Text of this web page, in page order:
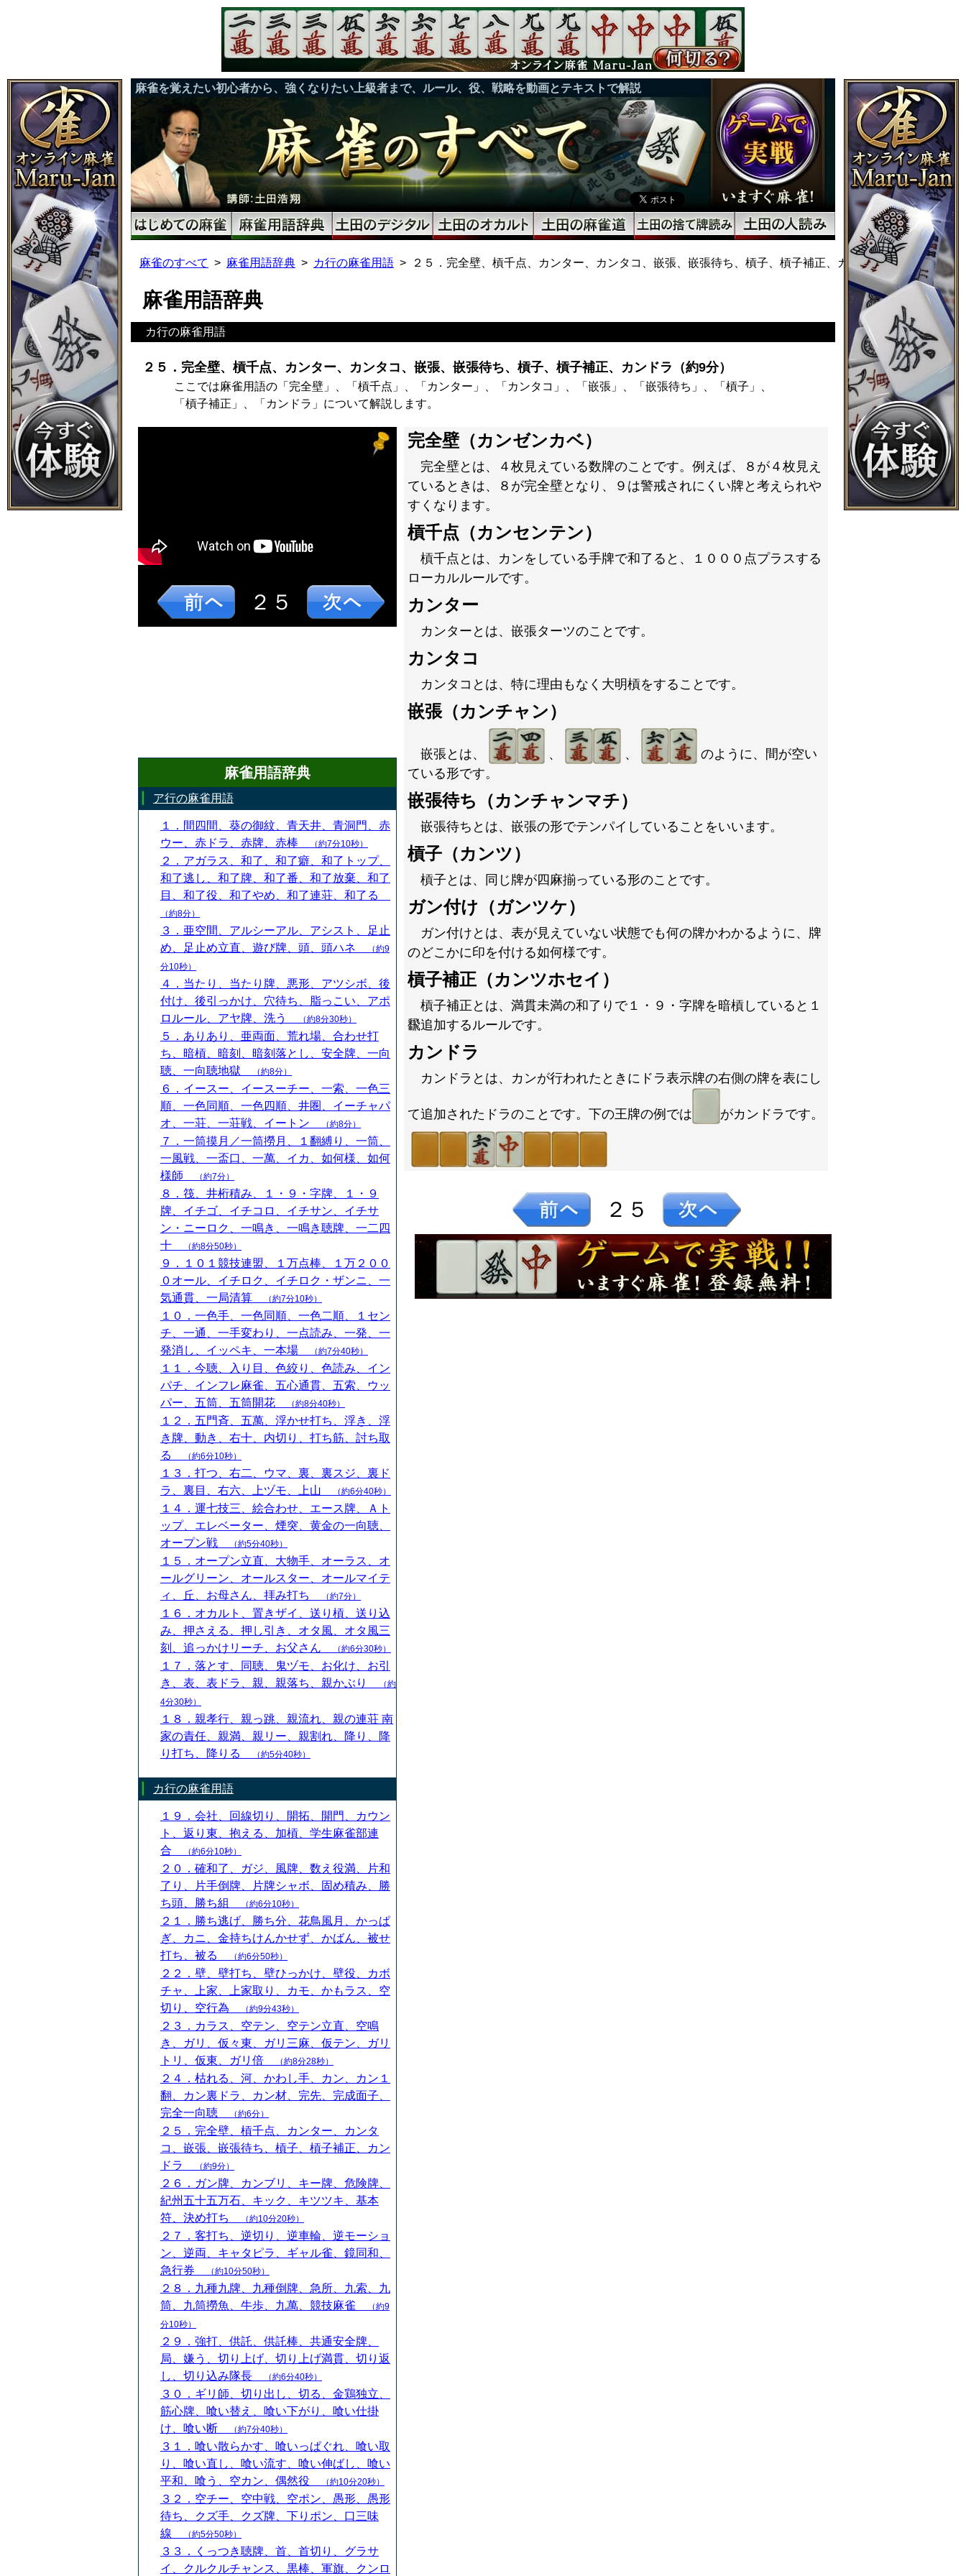
麻雀を覚えたい初心者から、強くなりたい上級者まで、ルール、役、戦略を動画とテキストで解説
麻雀のすべて 麻雀用語辞典 カ行の麻雀用語 ２５．完全壁、槓千点、カンター、カンタコ、嵌張、嵌張待ち、槓子、槓子補正、カンドラ
麻雀用語辞典
カ行の麻雀用語
２５．完全壁、槓千点、カンター、カンタコ、嵌張、嵌張待ち、槓子、槓子補正、カンドラ（約9分）
ここでは麻雀用語の「完全壁」、「槓千点」、「カンター」、「カンタコ」、「嵌張」、「嵌張待ち」、「槓子」、
「槓子補正」、「カンドラ」について解説します。
２５
麻雀用語辞典
ア行の麻雀用語
１．間四間、葵の御紋、青天井、青洞門、赤
ウー、赤ドラ、赤牌、赤棒
（約7分10秒）
２．アガラス、和了、和了癖、和了トップ、
和了逃し、和了牌、和了番、和了放棄、和了
目、和了役、和了やめ、和了連荘、和了る
（約8分）
３．亜空間、アルシーアル、アシスト、足止
め、足止め立直、遊び牌、頭、頭ハネ
（約9
分10秒）
４．当たり、当たり牌、悪形、アツシボ、後
付け、後引っかけ、穴待ち、脂っこい、アポ
ロルール、アヤ牌、洗う
（約8分30秒）
５．ありあり、亜両面、荒れ場、合わせ打
ち、暗槓、暗刻、暗刻落とし、安全牌、一向
聴、一向聴地獄
（約8分）
６．イースー、イースーチー、一索、一色三
順、一色同順、一色四順、井圏、イーチャパ
オ、一荘、一荘戦、イートン
（約8分）
７．一筒摸月／一筒撈月、１翻縛り、一筒、
一風戦、一盃口、一萬、イカ、如何様、如何
様師
（約7分）
８．筏、井桁積み、１・９・字牌、１・９
牌、イチゴ、イチコロ、イチサン、イチサ
ン・ニーロク、一鳴き、一鳴き聴牌、一二四
十
（約8分50秒）
９．１０１競技連盟、１万点棒、１万２００
０オール、イチロク、イチロク・ザンニ、一
気通貫、一局清算
（約7分10秒）
１０．一色手、一色同順、一色二順、１セン
チ、一通、一手変わり、一点読み、一発、一
発消し、イッペキ、一本場
（約7分40秒）
１１．今聴、入り目、色絞り、色読み、イン
パチ、インフレ麻雀、五心通貫、五索、ウッ
パー、五筒、五筒開花
（約8分40秒）
１２．五門斉、五萬、浮かせ打ち、浮き、浮
き牌、動き、右十、内切り、打ち筋、討ち取
る
（約6分10秒）
１３．打つ、右二、ウマ、裏、裏スジ、裏ド
ラ、裏目、右六、上ヅモ、上山
（約6分40秒）
１４．運七技三、絵合わせ、エース牌、Ａト
ップ、エレベーター、煙突、黄金の一向聴、
オープン戦
（約5分40秒）
１５．オープン立直、大物手、オーラス、オ
ールグリーン、オールスター、オールマイテ
ィ、丘、お母さん、拝み打ち
（約7分）
１６．オカルト、置きザイ、送り槓、送り込
み、押さえる、押し引き、オタ風、オタ風三
刻、追っかけリーチ、お父さん
（約6分30秒）
１７．落とす、同聴、鬼ヅモ、お化け、お引
き、表、表ドラ、親、親落ち、親かぶり
（約
4分30秒）
１８．親孝行、親っ跳、親流れ、親の連荘 南
家の責任、親満、親リー、親割れ、降り、降
り打ち、降りる
（約5分40秒）
カ行の麻雀用語
１９．会社、回線切り、開拓、開門、カウン
ト、返り東、抱える、加槓、学生麻雀部連
合
（約6分10秒）
２０．確和了、ガジ、風牌、数え役満、片和
了り、片手倒牌、片牌シャボ、固め積み、勝
ち頭、勝ち組
（約6分10秒）
２１．勝ち逃げ、勝ち分、花鳥風月、かっぱ
ぎ、カニ、金持ちけんかせず、かばん、被せ
打ち、被る
（約6分50秒）
２２．壁、壁打ち、壁ひっかけ、壁役、カボ
チャ、上家、上家取り、カモ、かもラス、空
切り、空行為
（約9分43秒）
２３．カラス、空テン、空テン立直、空鳴
き、ガリ、仮々東、ガリ三麻、仮テン、ガリ
トリ、仮東、ガリ倍
（約8分28秒）
２４．枯れる、河、かわし手、カン、カン１
翻、カン裏ドラ、カン材、完先、完成面子、
完全一向聴
（約6分）
２５．完全壁、槓千点、カンター、カンタ
コ、嵌張、嵌張待ち、槓子、槓子補正、カン
ドラ
（約9分）
２６．ガン牌、カンブリ、キー牌、危険牌、
紀州五十五万石、キック、キツツキ、基本
符、決め打ち
（約10分20秒）
２７．客打ち、逆切り、逆車輪、逆モーショ
ン、逆両、キャタピラ、ギャル雀、鏡同和、
急行券
（約10分50秒）
２８．九種九牌、九種倒牌、急所、九索、九
筒、九筒撈魚、牛歩、九萬、競技麻雀
（約9
分10秒）
２９．強打、供託、供託棒、共通安全牌、
局、嫌う、切り上げ、切り上げ満貫、切り返
し、切り込み隊長
（約6分40秒）
３０．ギリ師、切り出し、切る、金鶏独立、
筋心牌、喰い替え、喰い下がり、喰い仕掛
け、喰い断
（約7分40秒）
３１．喰い散らかす、喰いっぱぐれ、喰い取
り、喰い直し、喰い流す、喰い伸ばし、喰い
平和、喰う、空カン、偶然役
（約10分20秒）
３２．空チー、空中戦、空ポン、愚形、愚形
待ち、クズ手、クズ牌、下りポン、口三味
線
（約5分50秒）
３３．くっつき聴牌、首、首切り、グラサ
イ、クルクルチャンス、黒棒、軍旗、クンロ
完全壁（カンゼンカベ）
完全壁とは、４枚見えている数牌のことです。例えば、８が４枚見え
ているときは、８が完全壁となり、９は警戒されにくい牌と考えられや
すくなります。
槓千点（カンセンテン）
槓千点とは、カンをしている手牌で和了ると、１０００点プラスする
ローカルルールです。
カンター
カンターとは、嵌張ターツのことです。
カンタコ
カンタコとは、特に理由もなく大明槓をすることです。
嵌張（カンチャン）
嵌張とは、 、 、
のように、間が空い
ている形です。
嵌張待ち（カンチャンマチ）
嵌張待ちとは、嵌張の形でテンパイしていることをいいます。
槓子（カンツ）
槓子とは、同じ牌が四麻揃っている形のことです。
ガン付け（ガンツケ）
ガン付けとは、表が見えていない状態でも何の牌かわかるように、牌
のどこかに印を付ける如何様です。
槓子補正（カンツホセイ）
槓子補正とは、満貫未満の和了りで１・９・字牌を暗槓していると１
飜追加するルールです。
カンドラ
カンドラとは、カンが行われたときにドラ表示牌の右側の牌を表にし
て追加されたドラのことです。下の王牌の例では がカンドラです。
２５